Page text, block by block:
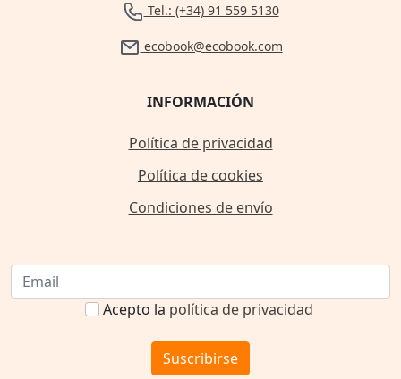
Tel.: (+34) 91 559 5130
ecobook@ecobook.com
INFORMACIÓN
Política de privacidad
Política de cookies
Condiciones de envío
Acepto la política de privacidad
Suscribirse